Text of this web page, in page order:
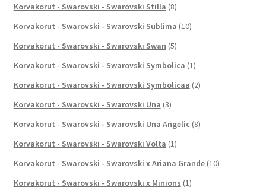
Korvakorut - Swarovski - Swarovski Stilla (8)
Korvakorut - Swarovski - Swarovski Sublima (10)
Korvakorut - Swarovski - Swarovski Swan (5)
Korvakorut - Swarovski - Swarovski Symbolica (1)
Korvakorut - Swarovski - Swarovski Symbolicaa (2)
Korvakorut - Swarovski - Swarovski Una (3)
Korvakorut - Swarovski - Swarovski Una Angelic (8)
Korvakorut - Swarovski - Swarovski Volta (1)
Korvakorut - Swarovski - Swarovski x Ariana Grande (10)
Korvakorut - Swarovski - Swarovski x Minions (1)